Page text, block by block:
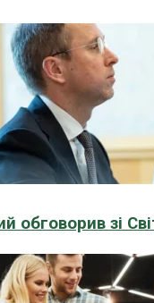
обговорив зі